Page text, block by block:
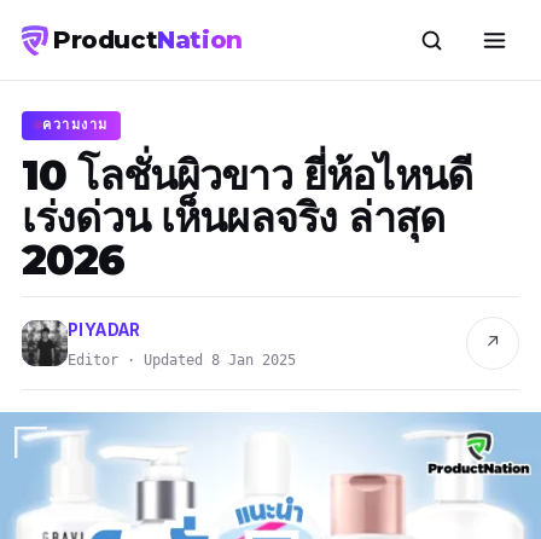
ProductNation
ความงาม
10 โลชั่นผิวขาว ยี่ห้อไหนดี
เร่งด่วน เห็นผลจริง ล่าสุด
2026
PIYADAR
Editor · Updated 8 Jan 2025
↗